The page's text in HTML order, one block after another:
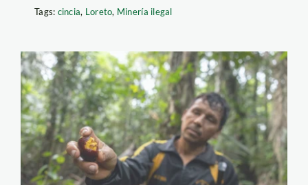
Tags: cincia, Loreto, Minería ilegal
aguaje-marlon-
CIFOR-ICRAF